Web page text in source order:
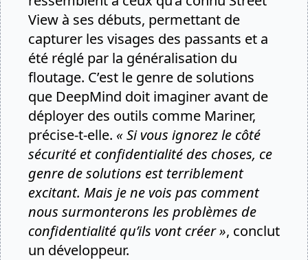
View à ses débuts, permettant de
capturer les visages des passants et a
été réglé par la généralisation du
floutage. C’est le genre de solutions
que DeepMind doit imaginer avant de
déployer des outils comme Mariner,
précise-t-elle. « Si vous ignorez le côté
sécurité et confidentialité des choses, ce
genre de solutions est terriblement
excitant. Mais je ne vois pas comment
nous surmonterons les problèmes de
confidentialité qu’ils vont créer », conclut
un développeur.